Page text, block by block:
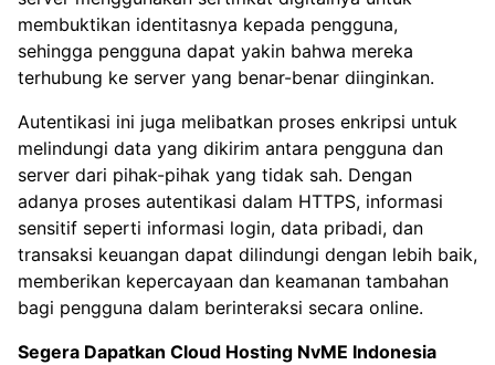
membuktikan identitasnya kepada pengguna,
sehingga pengguna dapat yakin bahwa mereka
terhubung ke server yang benar-benar diinginkan.
Autentikasi ini juga melibatkan proses enkripsi untuk
melindungi data yang dikirim antara pengguna dan
server dari pihak-pihak yang tidak sah. Dengan
adanya proses autentikasi dalam HTTPS, informasi
sensitif seperti informasi login, data pribadi, dan
transaksi keuangan dapat dilindungi dengan lebih baik,
memberikan kepercayaan dan keamanan tambahan
bagi pengguna dalam berinteraksi secara online.
Segera Dapatkan Cloud Hosting NvME Indonesia